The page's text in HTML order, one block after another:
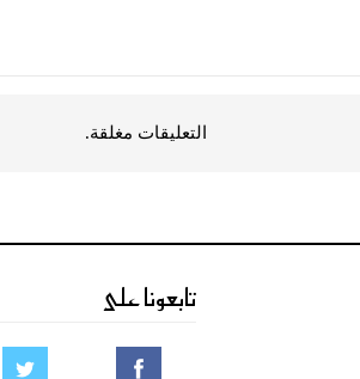
التعليقات مغلقة.
تابعونا على